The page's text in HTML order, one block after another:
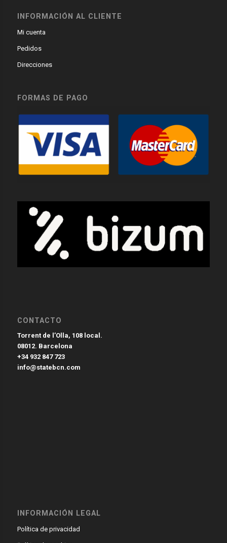
INFORMACIÓN AL CLIENTE
Mi cuenta
Pedidos
Direcciones
FORMAS DE PAGO
CONTACTO
Torrent de l’Olla, 108 local.
08012. Barcelona
+34 932 847 723
info@statebcn.com
INFORMACIÓN LEGAL
Política de privacidad